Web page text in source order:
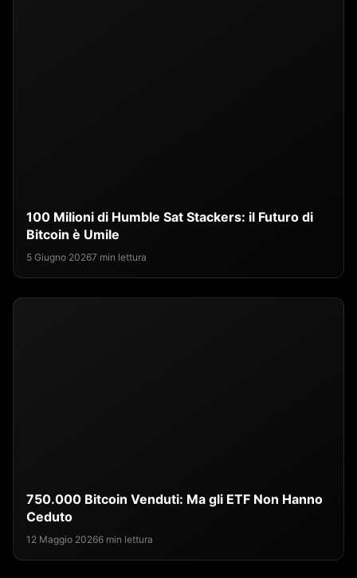
100 Milioni di Humble Sat Stackers: il Futuro di
Bitcoin è Umile
5 Giugno 20267 min lettura
750.000 Bitcoin Venduti: Ma gli ETF Non Hanno
Ceduto
12 Maggio 20266 min lettura